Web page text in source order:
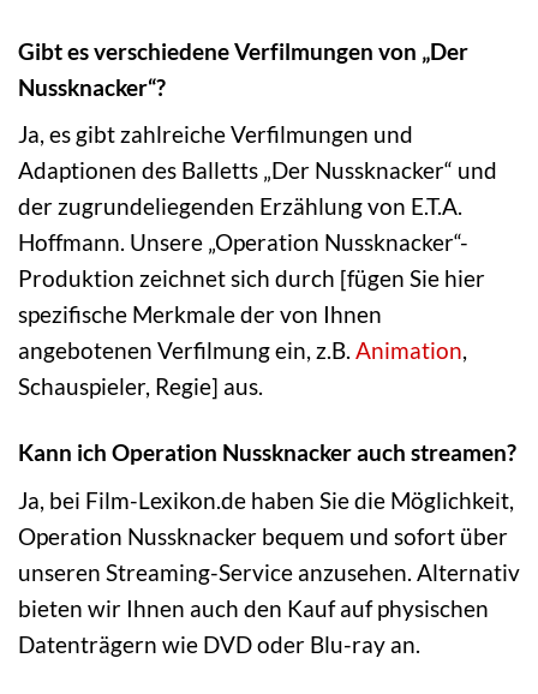
Gibt es verschiedene Verfilmungen von „Der
Nussknacker“?
Ja, es gibt zahlreiche Verfilmungen und
Adaptionen des Balletts „Der Nussknacker“ und
der zugrundeliegenden Erzählung von E.T.A.
Hoffmann. Unsere „Operation Nussknacker“-
Produktion zeichnet sich durch [fügen Sie hier
spezifische Merkmale der von Ihnen
angebotenen Verfilmung ein, z.B. Animation,
Schauspieler, Regie] aus.
Kann ich Operation Nussknacker auch streamen?
Ja, bei Film-Lexikon.de haben Sie die Möglichkeit,
Operation Nussknacker bequem und sofort über
unseren Streaming-Service anzusehen. Alternativ
bieten wir Ihnen auch den Kauf auf physischen
Datenträgern wie DVD oder Blu-ray an.